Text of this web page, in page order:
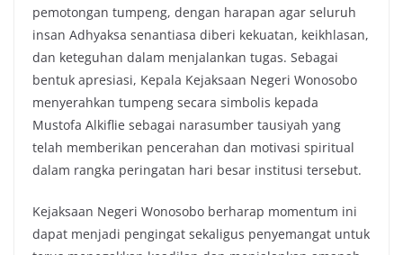
pemotongan tumpeng, dengan harapan agar seluruh
insan Adhyaksa senantiasa diberi kekuatan, keikhlasan,
dan keteguhan dalam menjalankan tugas. Sebagai
bentuk apresiasi, Kepala Kejaksaan Negeri Wonosobo
menyerahkan tumpeng secara simbolis kepada
Mustofa Alkiflie sebagai narasumber tausiyah yang
telah memberikan pencerahan dan motivasi spiritual
dalam rangka peringatan hari besar institusi tersebut.
Kejaksaan Negeri Wonosobo berharap momentum ini
dapat menjadi pengingat sekaligus penyemangat untuk